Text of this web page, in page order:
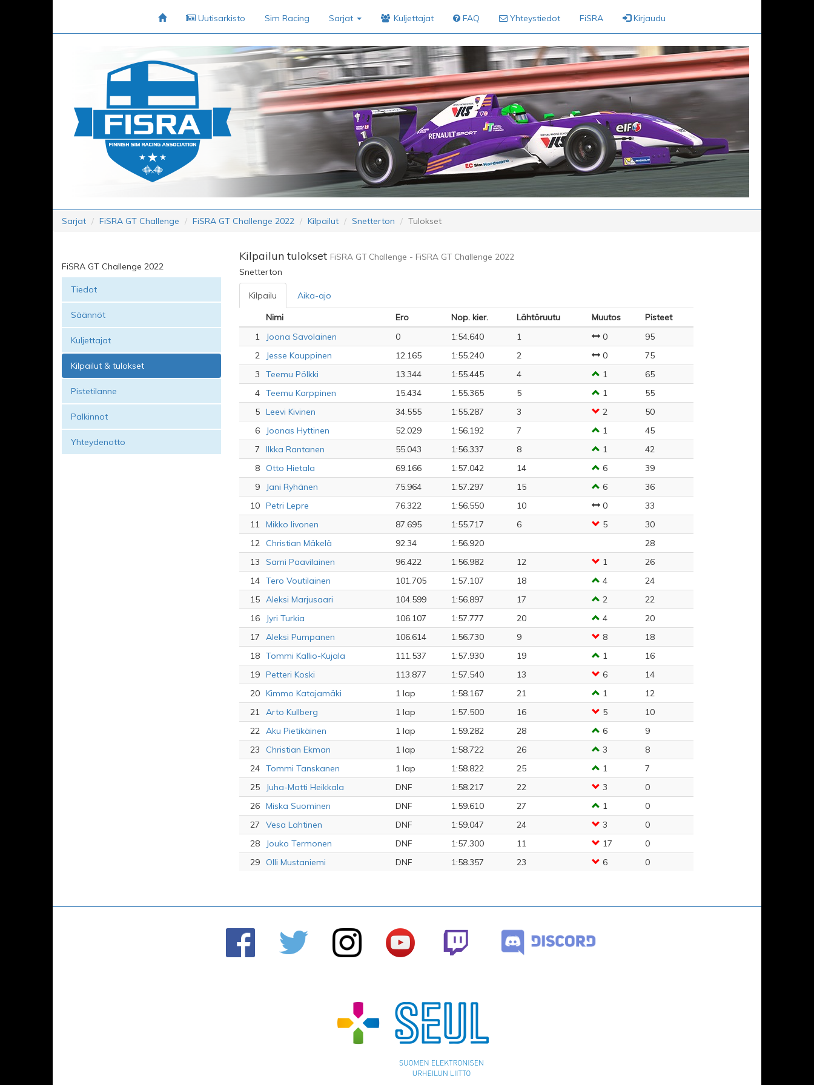
Uutisarkisto Sim Racing Sarjat Kuljettajat FAQ Yhteystiedot FiSRA Kirjaudu
Sarjat FiSRA GT Challenge FiSRA GT Challenge 2022 Kilpailut Snetterton Tulokset
FiSRA GT Challenge 2022
Tiedot
Säännöt
Kuljettajat
Kilpailut & tulokset
Pistetilanne
Palkinnot
Yhteydenotto
Kilpailun tulokset FiSRA GT Challenge - FiSRA GT Challenge 2022
Snetterton
Kilpailu
Aika-ajo
Nimi
Ero Nop. kier. Lähtöruutu Muutos
Pisteet
1
Joona Savolainen 0 1:54.640 1 0
95
2
Jesse Kauppinen 12.165 1:55.240 2 0
75
3
Teemu Pölkki 13.344 1:55.445 4 1
65
4 Teemu Karppinen 15.434 1:55.365 5 1
55
5 Leevi Kivinen 34.555 1:55.287 3 2
50
6
Joonas Hyttinen 52.029 1:56.192 7 1
45
7
Ilkka Rantanen 55.043 1:56.337 8 1
42
8
Otto Hietala 69.166 1:57.042 14 6
39
9
Jani Ryhänen 75.964 1:57.297 15 6
36
10 Petri Lepre 76.322 1:56.550 10 0
33
11 Mikko Iivonen 87.695 1:55.717 6 5
30
12
Christian Mäkelä 92.34 1:56.920
28
13
Sami Paavilainen 96.422 1:56.982 12 1
26
14 Tero Voutilainen 101.705 1:57.107 18 4
24
15 Aleksi Marjusaari 104.599 1:56.897 17 2
22
16
Jyri Turkia 106.107 1:57.777 20 4
20
17
Aleksi Pumpanen 106.614 1:56.730 9 8
18
18 Tommi Kallio-Kujala 111.537 1:57.930 19 1
16
19 Petteri Koski 113.877 1:57.540 13 6
14
20 Kimmo Katajamäki 1 lap 1:58.167 21 1
12
21 Arto Kullberg 1 lap 1:57.500 16 5
10
22 Aku Pietikäinen 1 lap 1:59.282 28 6
9
23
Christian Ekman 1 lap 1:58.722 26 3
8
24 Tommi Tanskanen 1 lap 1:58.822 25 1
7
25
Juha-Matti Heikkala DNF 1:58.217 22 3
0
26 Miska Suominen DNF 1:59.610 27 1
0
27
Vesa Lahtinen DNF 1:59.047 24 3
0
28
Jouko Termonen DNF 1:57.300 11 17
0
29
Olli Mustaniemi DNF 1:58.357 23 6 0